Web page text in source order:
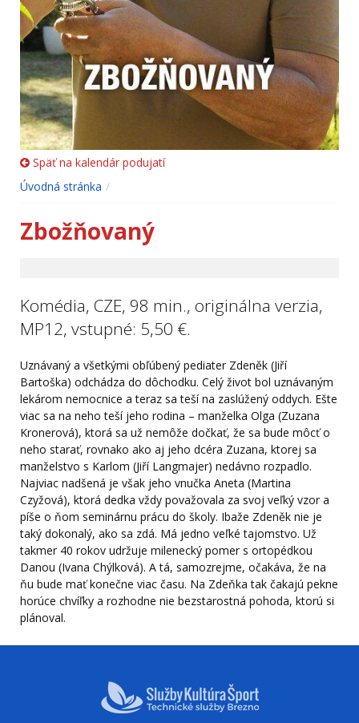
Späť na kalendár podujatí
Úvodná stránka
Zbožňovaný
Komédia, CZE, 98 min., originálna verzia,
MP12, vstupné: 5,50 €.
Uznávaný a všetkými obľúbený pediater Zdeněk (Jiří
Bartoška) odchádza do dôchodku. Celý život bol uznávaným
lekárom nemocnice a teraz sa teší na zaslúžený oddych. Ešte
viac sa na neho teší jeho rodina – manželka Olga (Zuzana
Kronerová), ktorá sa už nemôže dočkať, že sa bude môcť o
neho starať, rovnako ako aj jeho dcéra Zuzana, ktorej sa
manželstvo s Karlom (Jiří Langmajer) nedávno rozpadlo.
Najviac nadšená je však jeho vnučka Aneta (Martina
Czyžová), ktorá dedka vždy považovala za svoj veľký vzor a
píše o ňom seminárnu prácu do školy. Ibaže Zdeněk nie je
taký dokonalý, ako sa zdá. Má jedno veľké tajomstvo. Už
takmer 40 rokov udržuje milenecký pomer s ortopédkou
Danou (Ivana Chýlková). A tá, samozrejme, očakáva, že na
ňu bude mať konečne viac času. Na Zdeňka tak čakajú pekne
horúce chvíľky a rozhodne nie bezstarostná pohoda, ktorú si
plánoval.